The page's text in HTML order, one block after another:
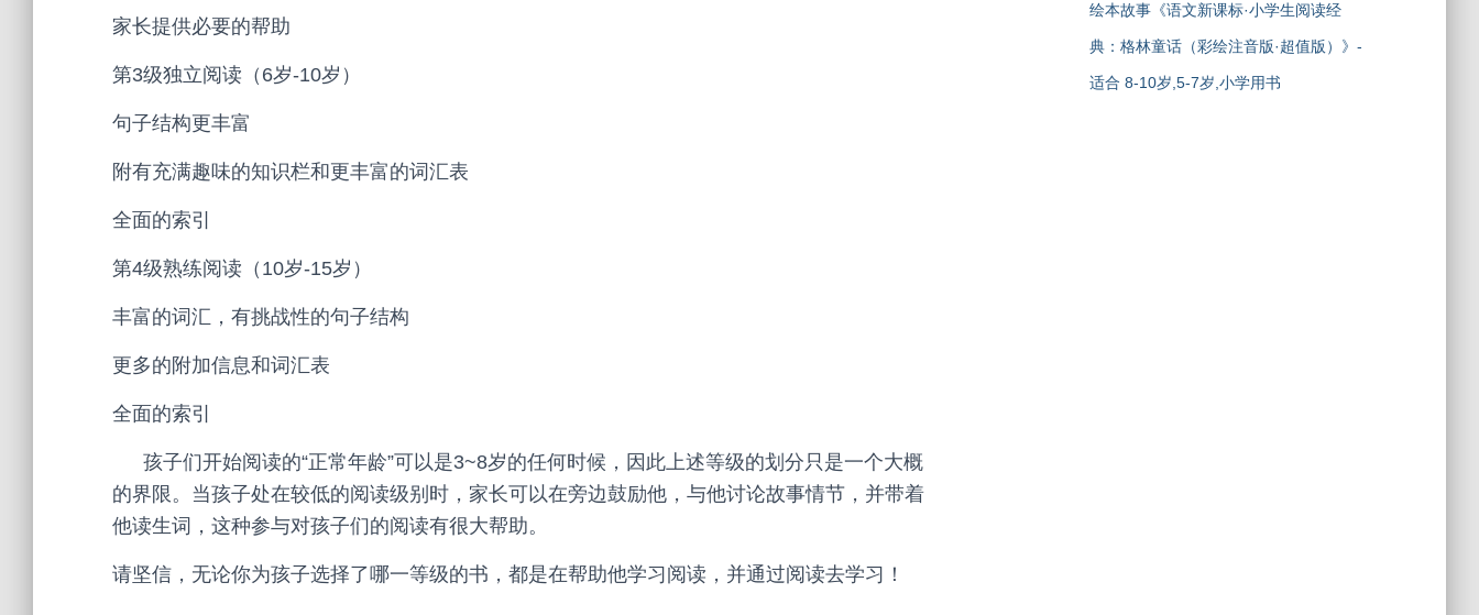
家长提供必要的帮助
第3级独立阅读（ 6岁-10岁）
句子结构更丰富
附有充满趣味的知识栏和更丰富的词汇表
全面的索引
第4级熟练阅读（ 10岁-15岁）
丰富的词汇，有挑战性的句子结构
更多的附加信息和词汇表
全面的索引
孩子们开始阅读的“正常年龄”可以是3~8岁的任何时候，因此上述等级的划分只是一个大概
的界限。当孩子处在较低的阅读级别时，家长可以在旁边鼓励他，与他讨论故事情节，并带着
他读生词，这种参与对孩子们的阅读有很大帮助。
请坚信，无论你为孩子选择了哪一等级的书，都是在帮助他学习阅读，并通过阅读去学习！
绘本故事《语文新课标·小学生阅读经
典：格林童话（彩绘注音版·超值版）》-
适合 8-10岁,5-7岁,小学用书